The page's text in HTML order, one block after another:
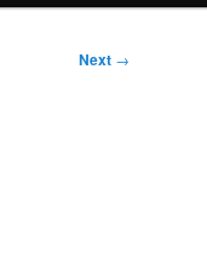
Next →